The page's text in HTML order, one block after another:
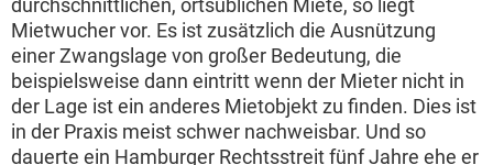
durchschnittlichen, ortsüblichen Miete, so liegt
Mietwucher vor. Es ist zusätzlich die Ausnützung
einer Zwangslage von großer Bedeutung, die
beispielsweise dann eintritt wenn der Mieter nicht in
der Lage ist ein anderes Mietobjekt zu finden. Dies ist
in der Praxis meist schwer nachweisbar. Und so
dauerte ein Hamburger Rechtsstreit fünf Jahre ehe er